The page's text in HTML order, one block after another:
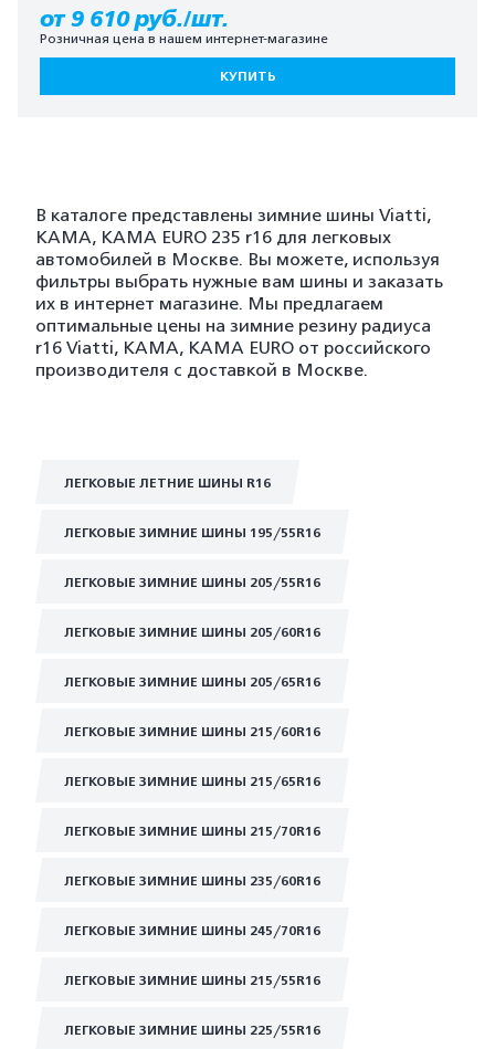
от 9 610 руб./шт.
Розничная цена в нашем интернет-магазине
КУПИТЬ
В каталоге представлены зимние шины Viatti,
KAMA, KAMA EURO 235 r16 для легковых
автомобилей в Москве. Вы можете, используя
фильтры выбрать нужные вам шины и заказать
их в интернет магазине. Мы предлагаем
оптимальные цены на зимние резину радиуса
r16 Viatti, KAMA, KAMA EURO от российского
производителя с доставкой в Москве.
ЛЕГКОВЫЕ ЛЕТНИЕ ШИНЫ R16
ЛЕГКОВЫЕ ЗИМНИЕ ШИНЫ 195/55R16
ЛЕГКОВЫЕ ЗИМНИЕ ШИНЫ 205/55R16
ЛЕГКОВЫЕ ЗИМНИЕ ШИНЫ 205/60R16
ЛЕГКОВЫЕ ЗИМНИЕ ШИНЫ 205/65R16
ЛЕГКОВЫЕ ЗИМНИЕ ШИНЫ 215/60R16
ЛЕГКОВЫЕ ЗИМНИЕ ШИНЫ 215/65R16
ЛЕГКОВЫЕ ЗИМНИЕ ШИНЫ 215/70R16
ЛЕГКОВЫЕ ЗИМНИЕ ШИНЫ 235/60R16
ЛЕГКОВЫЕ ЗИМНИЕ ШИНЫ 245/70R16
ЛЕГКОВЫЕ ЗИМНИЕ ШИНЫ 215/55R16
ЛЕГКОВЫЕ ЗИМНИЕ ШИНЫ 225/55R16